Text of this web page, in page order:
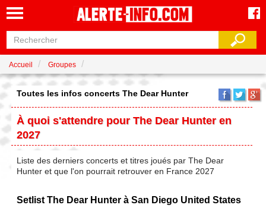
Accueil Groupes
Toutes les infos concerts The Dear Hunter
À quoi s'attendre pour The Dear Hunter en
2027
Liste des derniers concerts et titres joués par The Dear
Hunter et que l'on pourrait retrouver en France 2027
Setlist The Dear Hunter à San Diego United States